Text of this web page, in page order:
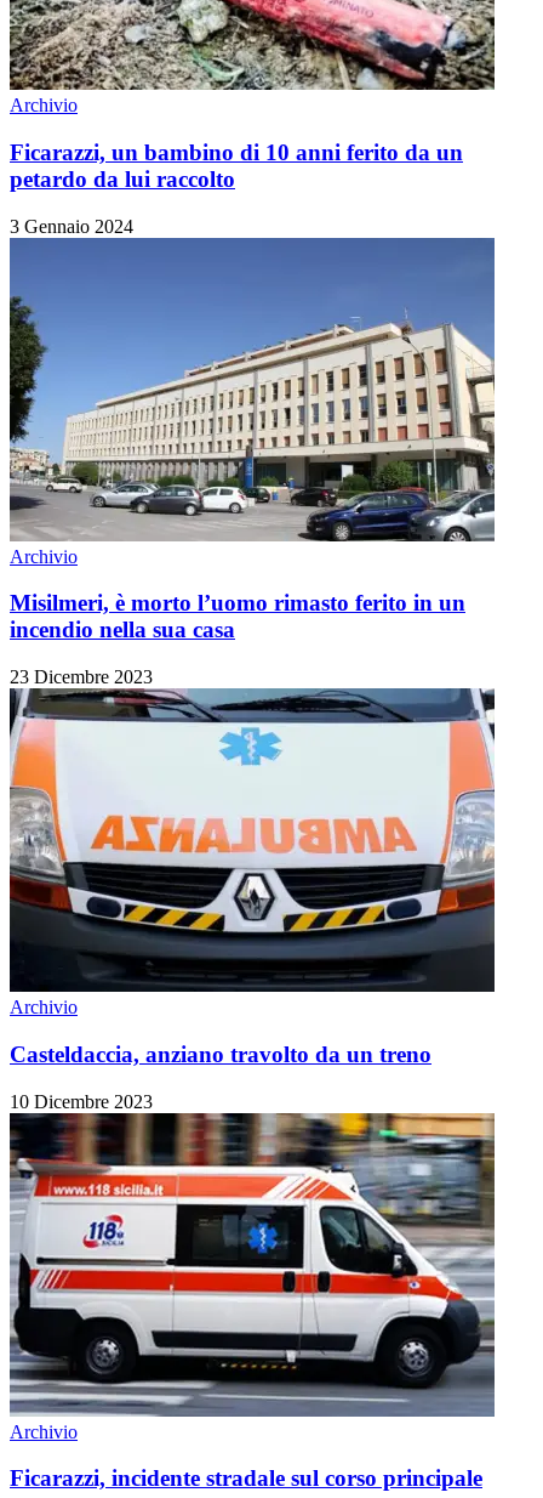
Archivio
Ficarazzi, un bambino di 10 anni ferito da un
petardo da lui raccolto
3 Gennaio 2024
Archivio
Misilmeri, è morto l’uomo rimasto ferito in un
incendio nella sua casa
23 Dicembre 2023
Archivio
Casteldaccia, anziano travolto da un treno
10 Dicembre 2023
Archivio
Ficarazzi, incidente stradale sul corso principale